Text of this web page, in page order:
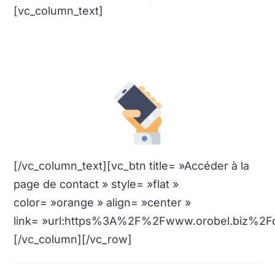
[vc_column_text]
[/vc_column_text][vc_btn title= »Accéder à la
page de contact » style= »flat »
color= »orange » align= »center »
link=
[/vc_column][/vc_row]